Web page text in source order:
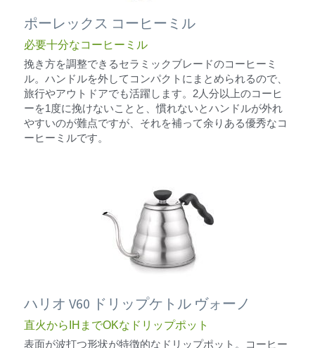
ポーレックス コーヒーミル
必要十分なコーヒーミル
挽き方を調整できるセラミックブレードのコーヒーミ
ル。ハンドルを外してコンパクトにまとめられるので、
旅行やアウトドアでも活躍します。2人分以上のコーヒ
ーを1度に挽けないことと、慣れないとハンドルが外れ
やすいのが難点ですが、それを補って余りある優秀なコ
ーヒーミルです。
ハリオ V60 ドリップケトル ヴォーノ
直火からIHまでOKなドリップポット
表面が波打つ形状が特徴的なドリップポット。コーヒー